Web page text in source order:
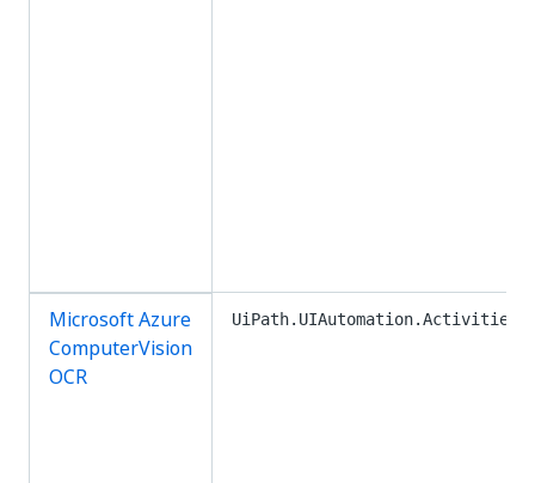
Microsoft Azure
ComputerVision
OCR
UiPath.UIAutomation.Activities